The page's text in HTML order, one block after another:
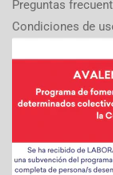
Preguntas
Condiciones de